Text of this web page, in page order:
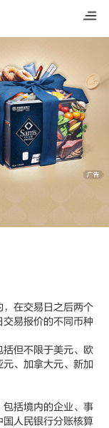
在交易日之后两个
易报价的不同币种
但不限于美元、欧
、加拿大元、新加
括境内的企业、事
人民银行分账核算